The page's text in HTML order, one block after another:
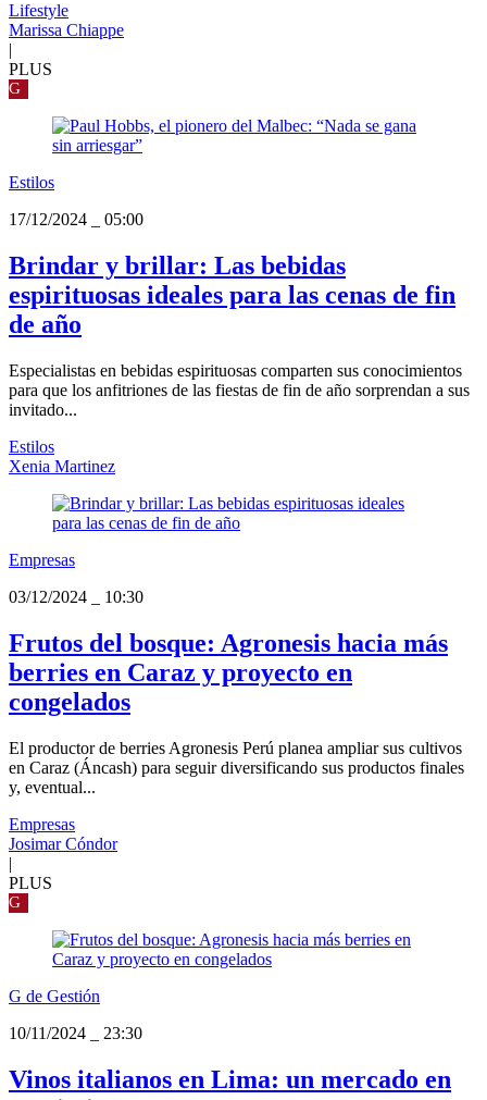
Lifestyle
Marissa Chiappe
|
PLUS
G
Estilos
17/12/2024
05:00
Brindar y brillar: Las bebidas
espirituosas ideales para las cenas de fin
de año
Especialistas en bebidas espirituosas comparten sus conocimientos
para que los anfitriones de las fiestas de fin de año sorprendan a sus
invitado...
Estilos
Xenia Martinez
Empresas
03/12/2024
10:30
Frutos del bosque: Agronesis hacia más
berries en Caraz y proyecto en
congelados
El productor de berries Agronesis Perú planea ampliar sus cultivos
en Caraz (Áncash) para seguir diversificando sus productos finales
y, eventual...
Empresas
Josimar Cóndor
|
PLUS
G
G de Gestión
10/11/2024
23:30
Vinos italianos en Lima: un mercado en